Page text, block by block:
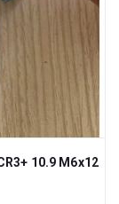
10.9 M6x12